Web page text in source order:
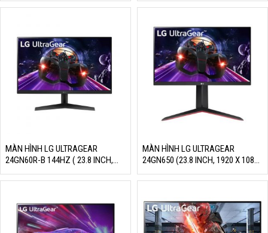
MÀN HÌNH LG ULTRAGEAR
24GN60R-B 144HZ ( 23.8 INCH,
1920 X 1080, 144HZ, IPS, 1MS,
SRGB 95% )
MÀN HÌNH LG ULTRAGEAR
24GN650 (23.8 INCH, 1920 X 1080,
144HZ, IPS, 1MS)